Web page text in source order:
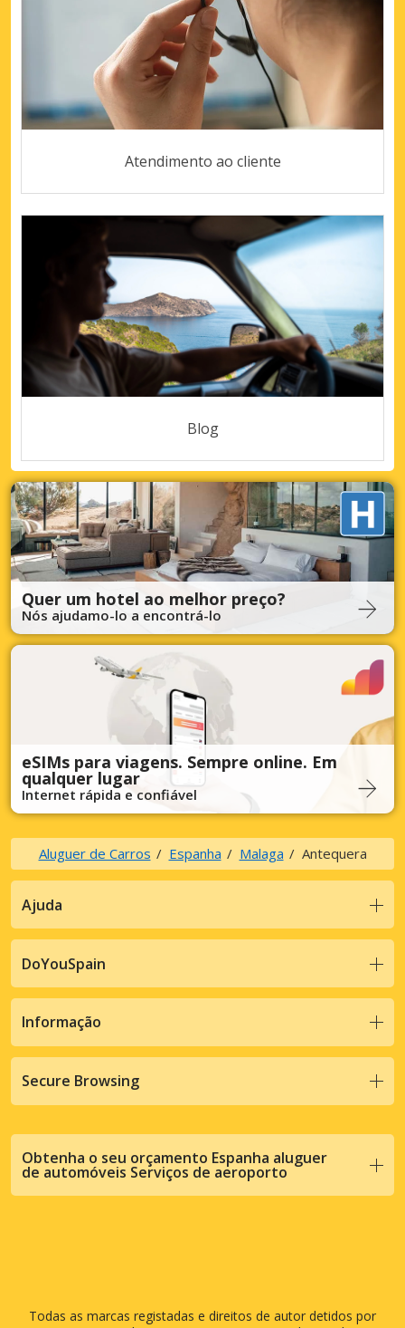
Atendimento ao cliente
Blog
Quer um hotel ao melhor preço?
Nós ajudamo-lo a encontrá-lo
eSIMs para viagens. Sempre online. Em
qualquer lugar
Internet rápida e confiável
Aluguer de Carros Espanha Malaga Antequera
Ajuda
DoYouSpain
Informação
Secure Browsing
Obtenha o seu orçamento Espanha aluguer
de automóveis Serviços de aeroporto
Todas as marcas registadas e direitos de autor detidos por